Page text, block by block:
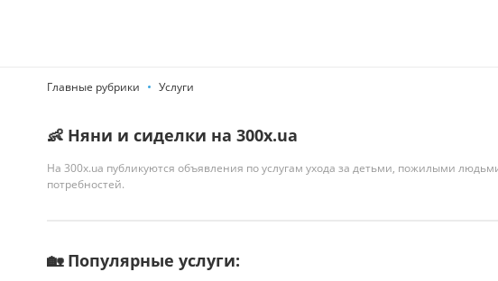
Главные рубрики Услуги
👶 Няни и сиделки на 300x.ua
На 300x.ua публикуются объявления по услугам ухода за детьми, пожилыми
потребностей.
🏡 Популярные услуги: